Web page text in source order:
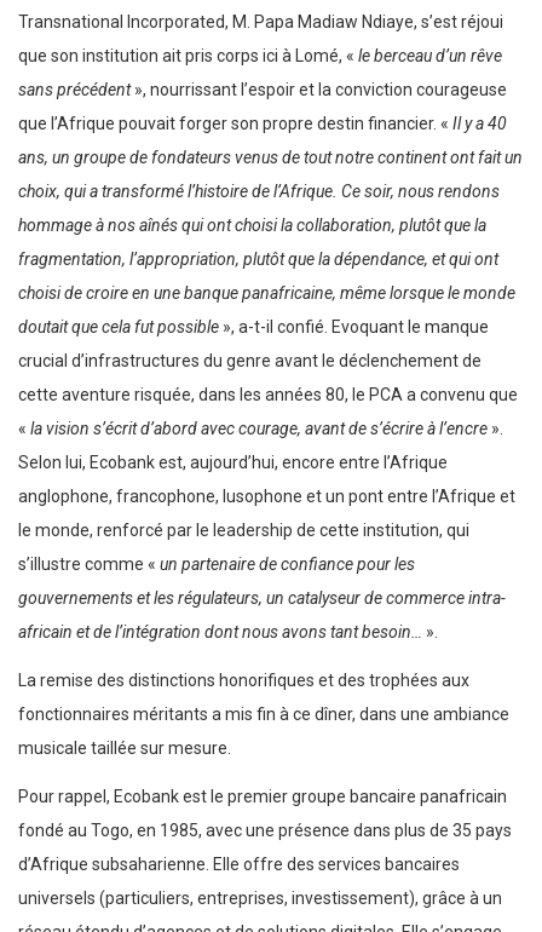
Transnational Incorporated, M. Papa Madiaw Ndiaye, s’est réjoui
que son institution ait pris corps ici à Lomé, « le berceau d’un rêve
sans précédent», nourrissant l’espoir et la conviction courageuse
que l’Afrique pouvait forger son propre destin financier. « Il y a 40
ans, un groupe de fondateurs venus de tout notre continent ont fait un
choix, qui a transformé l’histoire de l’Afrique. Ce soir, nous rendons
hommage à nos aînés qui ont choisi la collaboration, plutôt que la
fragmentation, l’appropriation, plutôt que la dépendance, et qui ont
choisi de croire en une banque panafricaine, même lorsque le monde
doutait que cela fut possible », a-t-il confié. Evoquant le manque
crucial d’infrastructures du genre avant le déclenchement de
cette aventure risquée, dans les années 80, le PCA a convenu que
« la vision s’écrit d’abord avec courage, avant de s’écrire à l’encre ».
Selon lui, Ecobank est, aujourd’hui, encore entre l’Afrique
anglophone, francophone, lusophone et un pont entre l’Afrique et
le monde, renforcé par le leadership de cette institution, qui
s’illustre comme « un partenaire de confiance pour les
gouvernements et les régulateurs, un catalyseur de commerce intra-
africain et de l’intégration dont nous avons tant besoin… ».
La remise des distinctions honorifiques et des trophées aux
fonctionnaires méritants a mis fin à ce dîner, dans une ambiance
musicale taillée sur mesure.
Pour rappel, Ecobank est le premier groupe bancaire panafricain
fondé au Togo, en 1985, avec une présence dans plus de 35 pays
d’Afrique subsaharienne. Elle offre des services bancaires
universels (particuliers, entreprises, investissement), grâce à un